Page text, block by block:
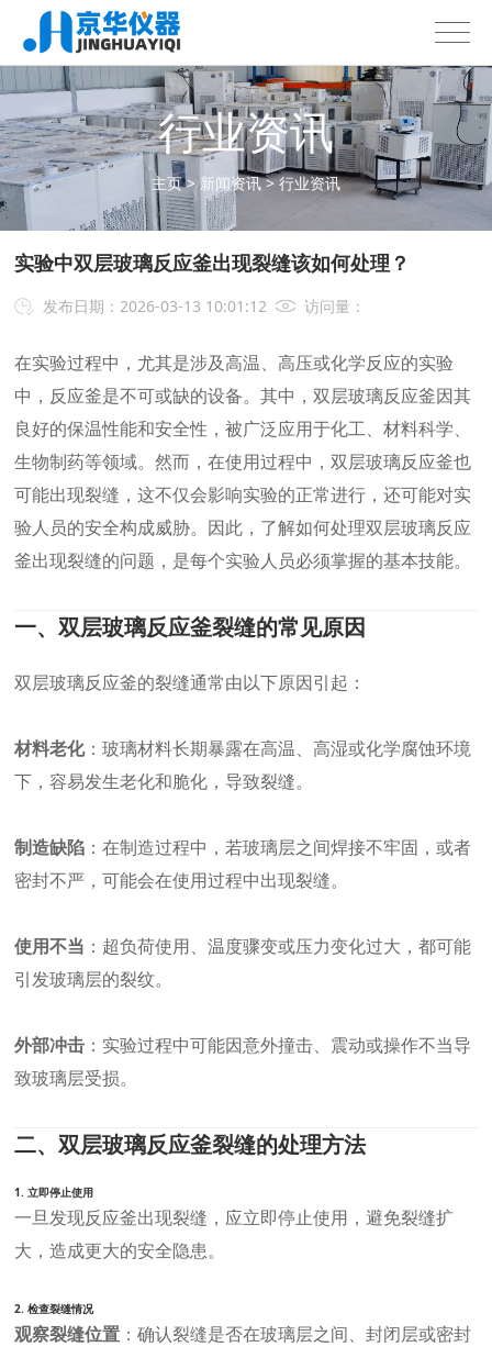
行业资讯
主页>新闻资讯>行业资讯
实验中双层玻璃反应釜出现裂缝该如何处理？
发布日期：2026-03-13 10:01:12 访问量：
在实验过程中，尤其是涉及高温、高压或化学反应的实验
中，反应釜是不可或缺的设备。其中，双层玻璃反应釜因其
良好的保温性能和安全性，被广泛应用于化工、材料科学、
生物制药等领域。然而，在使用过程中，双层玻璃反应釜也
可能出现裂缝，这不仅会影响实验的正常进行，还可能对实
验人员的安全构成威胁。因此，了解如何处理双层玻璃反应
釜出现裂缝的问题，是每个实验人员必须掌握的基本技能。
一、双层玻璃反应釜裂缝的常见原因
双层玻璃反应釜的裂缝通常由以下原因引起：
材料老化：玻璃材料长期暴露在高温、高湿或化学腐蚀环境
下，容易发生老化和脆化，导致裂缝。
制造缺陷 ：在制造过程中，若玻璃层之间焊接不牢固，或者
密封不严，可能会在使用过程中出现裂缝。
使用不当 ：超负荷使用、温度骤变或压力变化过大，都可能
引发玻璃层的裂纹。
外部冲击 ：实验过程中可能因意外撞击、震动或操作不当导
致玻璃层受损。
二、双层玻璃反应釜裂缝的处理方法
1.立即停止使用
一旦发现反应釜出现裂缝，应立即停止使用，避免裂缝扩
大，造成更大的安全隐患。
2.检查裂缝情况
观察裂缝位置 ：确认裂缝是否在玻璃层之间、封闭层或密封